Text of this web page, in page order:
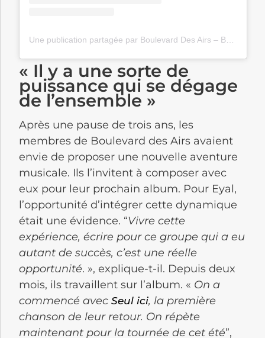
« Il y a une sorte de
puissance qui se dégage
de l’ensemble »
Après une pause de trois ans, les
membres de Boulevard des Airs avaient
envie de proposer une nouvelle aventure
musicale. Ils l’invitent à composer avec
eux pour leur prochain album. Pour Eyal,
l’opportunité d’intégrer cette dynamique
était une évidence. “Vivre cette
expérience, écrire pour ce groupe qui a eu
autant de succès, c’est une réelle
opportunité. », explique-t-il. Depuis deux
mois, ils travaillent sur l’album. « On a
commencé avec Seul ici, la première
chanson de leur retour. On répète
maintenant pour la tournée de cet été”,